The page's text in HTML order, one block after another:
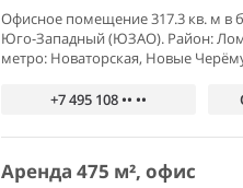
Офисное помещение 317.3 кв. м в
Юго-Западный (ЮЗАО). Район:
метро: Новаторская, Новые
+7 495 108 •• ••
Аренда 475 м², офис